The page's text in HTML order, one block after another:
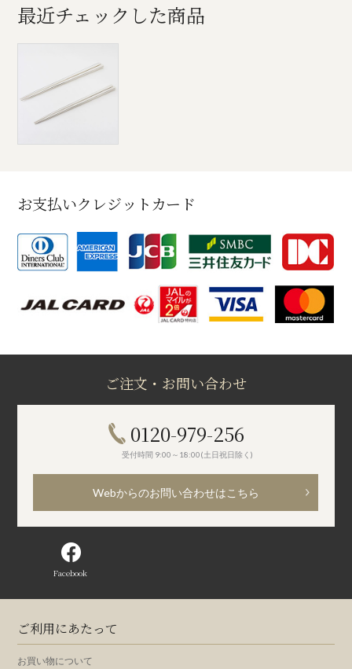
最近チェックした商品
お支払いクレジットカード
ご注文・お問い合わせ
0120-979-256
受付時間 9:00～18:00(土日祝日除く)
Webからのお問い合わせはこちら
Facebook
ご利用にあたって
お買い物について